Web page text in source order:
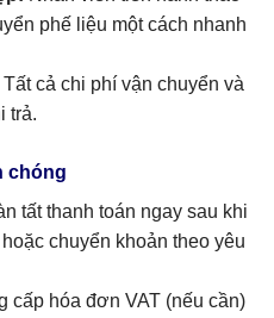
phế liệu một cách nhanh
Tất cả chi phí vận chuyển và
trả.
chóng
tất thanh toán ngay sau khi
chuyển khoản theo yêu
cấp hóa đơn VAT (nếu cần)